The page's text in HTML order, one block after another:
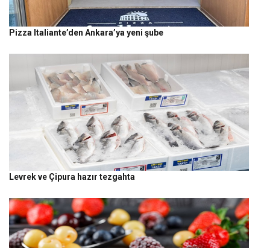
Pizza Italiante’den Ankara’ya yeni şube
Levrek ve Çipura hazır tezgahta